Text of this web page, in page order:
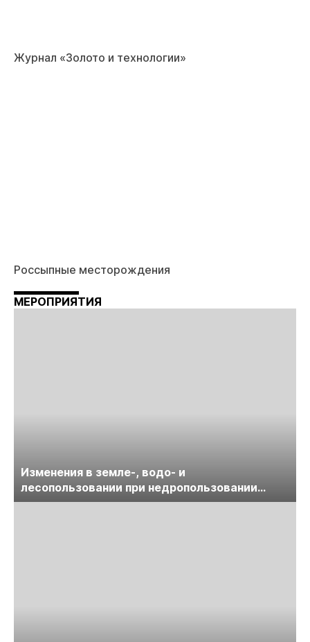
Журнал «Золото и технологии»
Россыпные месторождения
МЕРОПРИЯТИЯ
Изменения в земле-, водо- и
лесопользовании при недропользовании
обсудят на семинаре «ПравоТЭК»